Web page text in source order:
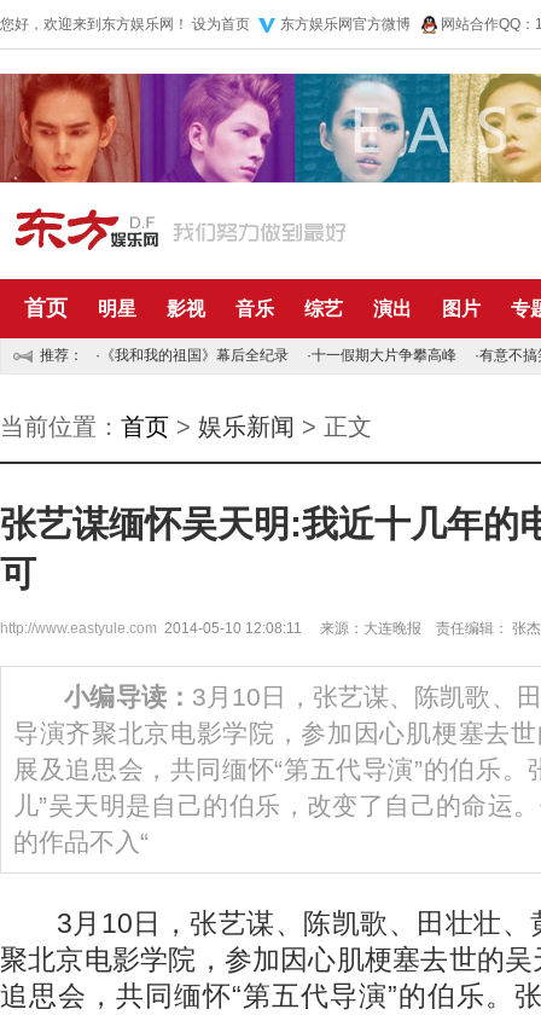
您好，欢迎来到东方娱乐网！ 设为首页 东方娱乐网官方微博 网站合作QQ
首页 明星 影视 音乐 综艺 演出 图片 专
推荐： · 《我和我的祖国》幕后全纪录 ·十一假期大片争攀高峰 ·有意不搞
当前位置： 首页 > 娱乐新闻 > 正文
张艺谋缅怀吴天明:我近十几年的
可
http://www.eastyule.com 2014-05-10 12:08:11 来源：大连晚报 责任编辑： 张杰
小编导读： 3月10日，张艺谋、陈凯歌、
导演齐聚北京电影学院，参加因心肌梗塞去
展及追思会，共同缅怀“第五代导演”的伯乐。
儿”吴天明是自己的伯乐，改变了自己的命运
的作品不入“
3月10日，张艺谋、陈凯歌、田壮壮、
聚北京电影学院，参加因心肌梗塞去世的
追思会，共同缅怀“第五代导演”的伯乐。